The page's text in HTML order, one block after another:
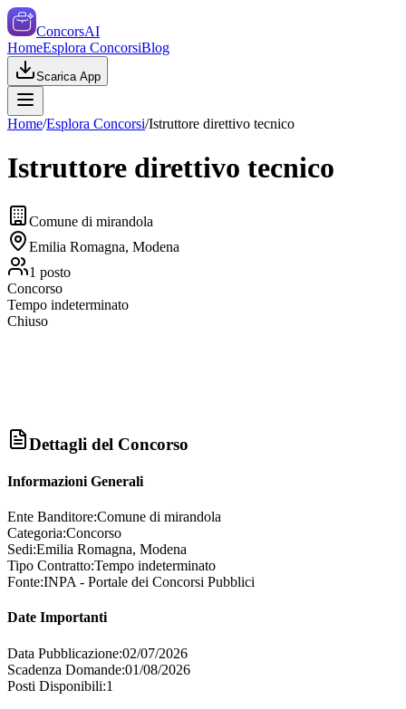
ConcorsAI
HomeEsplora ConcorsiBlog
Scarica App
Home/Esplora Concorsi/Istruttore direttivo tecnico
Istruttore direttivo tecnico
Comune di mirandola
Emilia Romagna, Modena
1 posto
Concorso
Tempo indeterminato
Chiuso
Dettagli del Concorso
Informazioni Generali
Ente Banditore:Comune di mirandola
Categoria:Concorso
Sedi:Emilia Romagna, Modena
Tipo Contratto:Tempo indeterminato
Fonte:INPA - Portale dei Concorsi Pubblici
Date Importanti
Data Pubblicazione:02/07/2026
Scadenza Domande:01/08/2026
Posti Disponibili:1